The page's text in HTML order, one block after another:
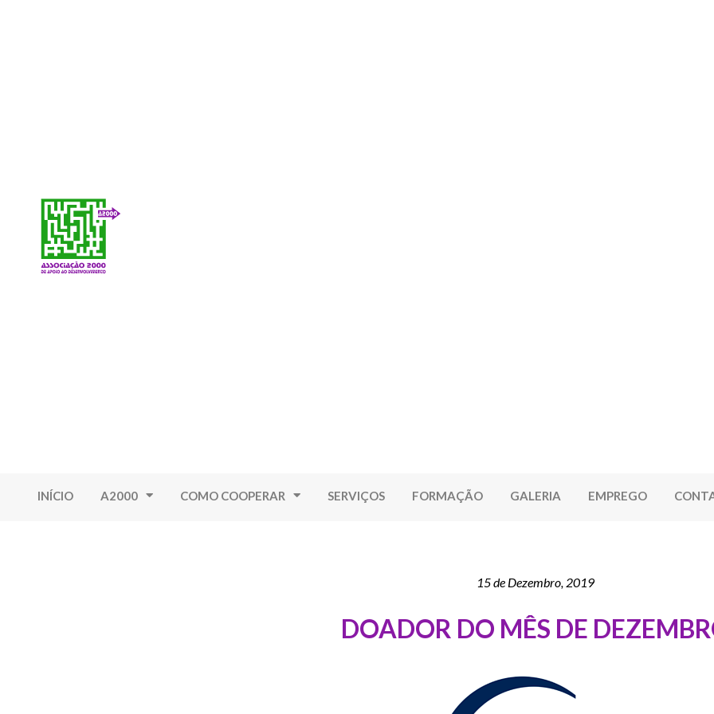
INÍCIO A2000 COMO COOPERAR SERVIÇOS FORMAÇÃO GALERIA EMPREGO
15 de Dezembro, 2019
DOADOR DO MÊS DE